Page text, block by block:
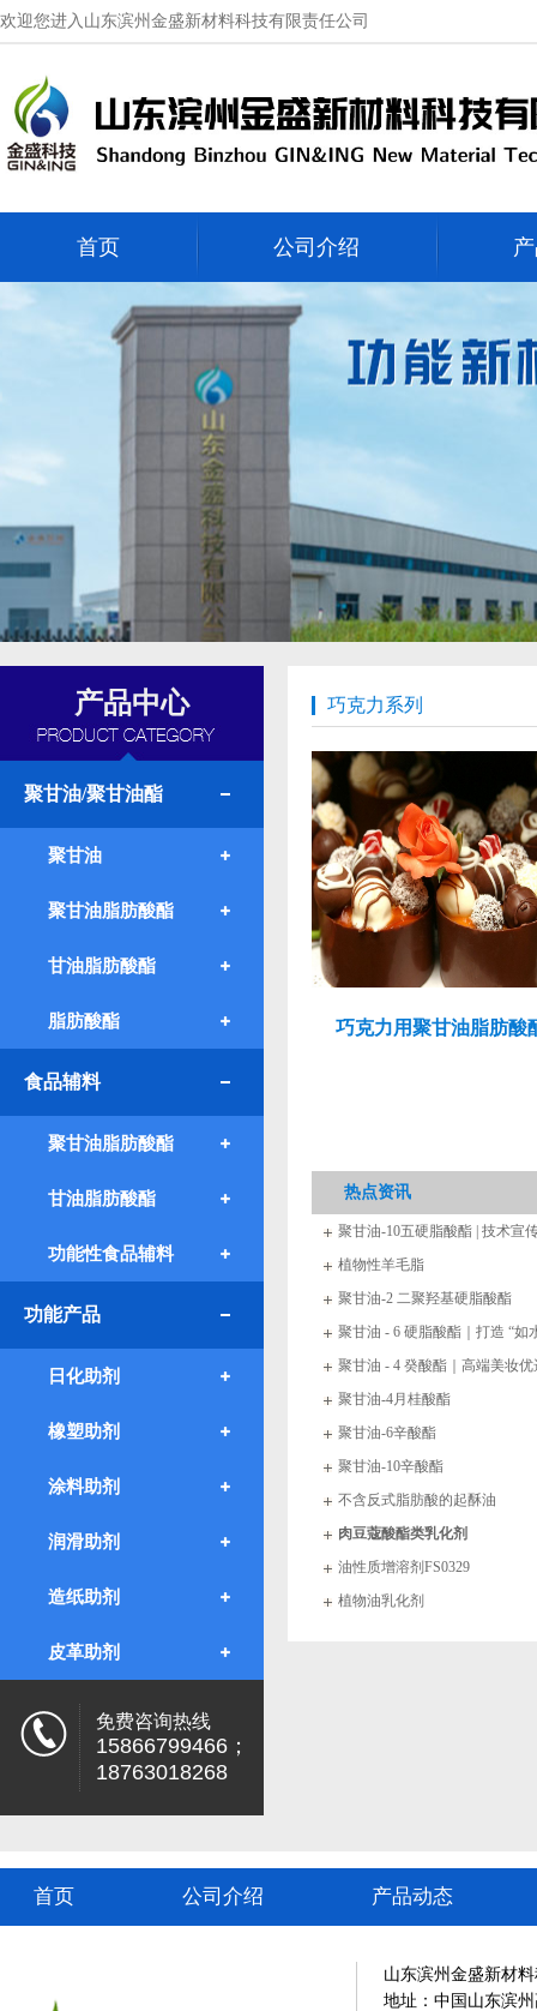
欢迎您进入山东滨州金盛新材料科技有限责任公司
首页 公司介绍
产品中心
聚甘油/聚甘油酯
聚甘油
聚甘油脂肪酸酯
甘油脂肪酸酯
脂肪酸酯
食品辅料
聚甘油脂肪酸酯
甘油脂肪酸酯
功能性食品辅料
功能产品
日化助剂
橡塑助剂
涂料助剂
润滑助剂
造纸助剂
皮革助剂
免费咨询热线
15866799466；
18763018268
巧克力系列
巧克力用聚甘油脂肪酸
热点资讯
聚甘油-10五硬脂酸酯 | 技术宣
植物性羊毛脂
聚甘油-2 二聚羟基硬脂酸酯
聚甘油 - 6 硬脂酸酯｜打造 “如
聚甘油 - 4 癸酸酯｜高端美妆
聚甘油-4月桂酸酯
聚甘油-6辛酸酯
聚甘油-10辛酸酯
不含反式脂肪酸的起酥油
肉豆蔻酸酯类乳化剂
油性质增溶剂FS0329
植物油乳化剂
首页 公司介绍 产品动态
山东滨州金盛新材
地址：中国山东滨